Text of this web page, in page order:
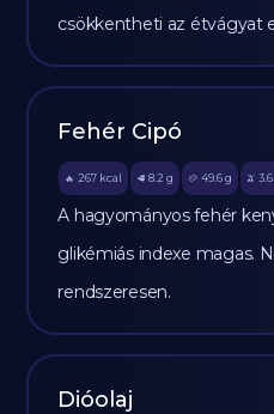
csökkentheti az étvágyat
Fehér Cipó
🔥 267 kcal 🥩 8.2 g 🥔 49.6g 🫒 3.6
A hagyományos fehér
glikémiás indexe magas.
rendszeresen.
Dióolaj